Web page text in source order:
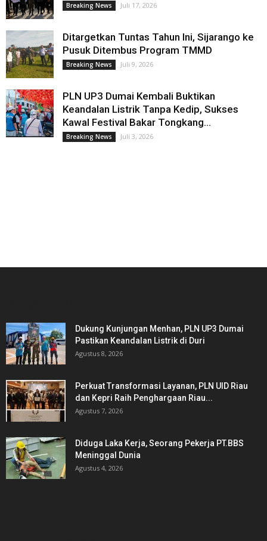
Breaking News Juli 17, 2026
Ditargetkan Tuntas Tahun Ini, Sijarango ke
Pusuk Ditembus Program TMMD
Breaking News Juli 9, 2026
PLN UP3 Dumai Kembali Buktikan
Keandalan Listrik Tanpa Kedip, Sukses
Kawal Festival Bakar Tongkang...
Breaking News Juli 3, 2026
Dukung Kunjungan Menhan, PLN UP3 Dumai
Pastikan Keandalan Listrik di Duri
Agustus 8, 2026
Perkuat Transformasi Layanan, PLN UID Riau
dan Kepri Raih Penghargaan Riau...
Agustus 7, 2026
Diduga Laka Kerja, Seorang Pekerja PT.BBS
Meninggal Dunia
Agustus 4, 2026